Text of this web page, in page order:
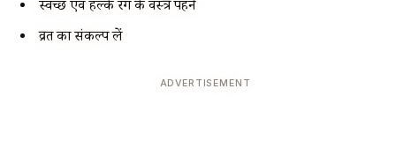
स्वच्छ एवं हल्के रंग के वस्त्र पहनें
व्रत का संकल्प लें
ADVERTISEMENT